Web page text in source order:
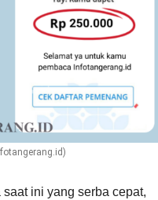
saat ini yang serba cepat,